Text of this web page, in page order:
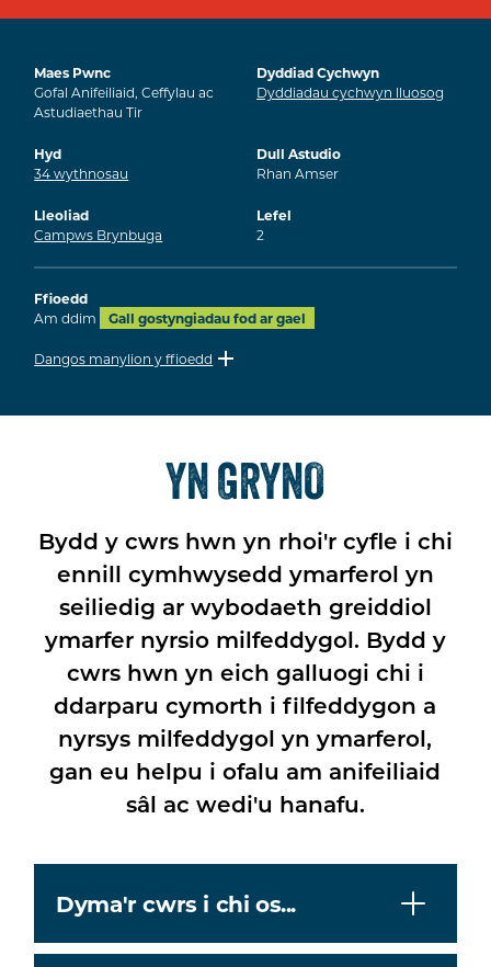
Maes Pwnc
Gofal Anifeiliaid, Ceffylau ac
Astudiaethau Tir
Dyddiad Cychwyn
Dyddiadau cychwyn lluosog
Hyd
34wythnosau
Dull Astudio
Rhan Amser
Lleoliad
Campws Brynbuga
Lefel
2
Ffioedd
Am ddim
Gall gostyngiadau fod ar gael
Dangos manylion y ffioedd
YN GRYNO
Bydd y cwrs hwn yn rhoi'r cyfle i chi
ennill cymhwysedd ymarferol yn
seiliedig ar wybodaeth greiddiol
ymarfer nyrsio milfeddygol. Bydd y
cwrs hwn yn eich galluogi chi i
ddarparu cymorth i filfeddygon a
nyrsys milfeddygol yn ymarferol,
gan eu helpu i ofalu am anifeiliaid
sâl ac wedi'u hanafu.
Dyma'r cwrs i chi os...